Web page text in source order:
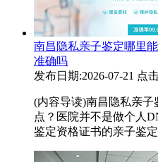
南昌隐私亲子鉴定哪里
准确吗
发布日期:2026-07-21 点
(内容导读)南昌隐私亲
点？医院并不是做个人
鉴定资格证书的亲子鉴